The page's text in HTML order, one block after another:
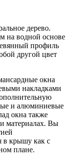
дерево.
на водной основе
профиль
другой цвет
окна
накладками
и алюминиевые
окна также
материалах. Вы
в крышу как с
плане.